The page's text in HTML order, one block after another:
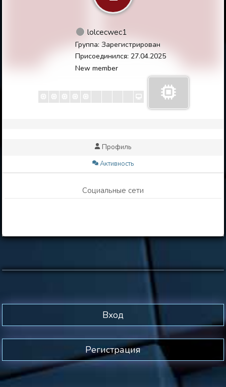
lolcecwec1
Группа: Зарегистрирован
Присоединился: 27.04.2025
New member
Профиль
Активность
Социальные сети
Вход
Регистрация